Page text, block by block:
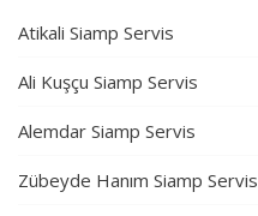
Atikali Siamp Servis
Ali Kuşçu Siamp Servis
Alemdar Siamp Servis
Zübeyde Hanım Siamp Servis